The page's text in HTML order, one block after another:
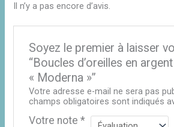
Il n’y a pas encore d’avis.
Soyez le premier à laisser
“Boucles d’oreilles en argent
« Moderna »”
Votre adresse e-mail ne sera pas
champs obligatoires sont indiqués
Votre note *